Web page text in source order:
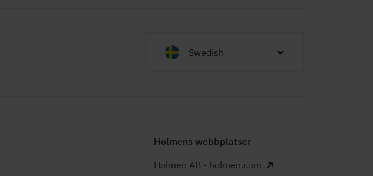
Swedish
Holmens webbplatser
Holmen AB - holmen.com